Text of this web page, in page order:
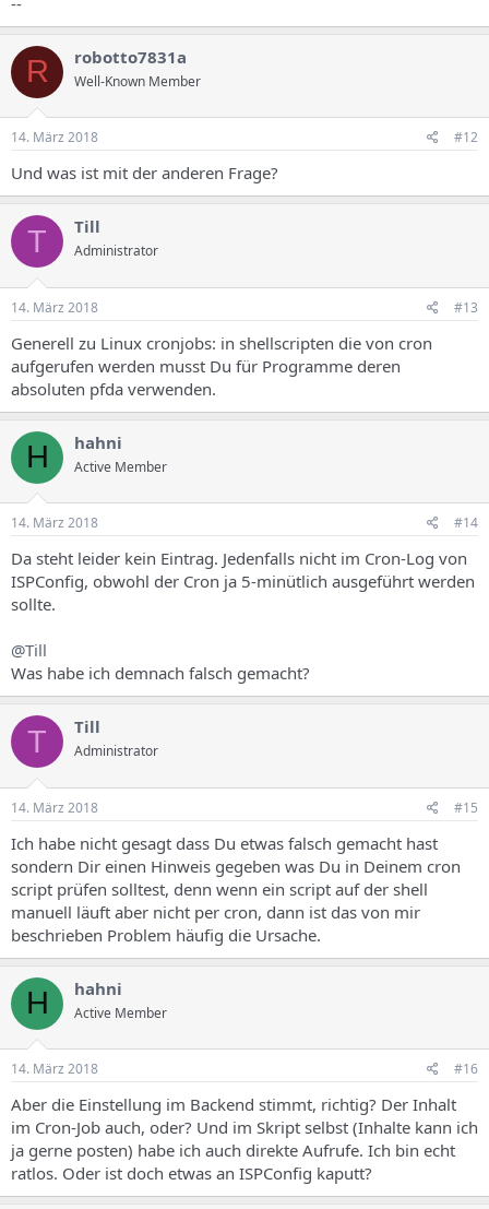
R robotto7831a
Well-Known Member
14. März 2018 #12
Und was ist mit der anderen Frage?
T Till
Administrator
14. März 2018 #13
Generell zu Linux cronjobs: in shellscripten die von cron
aufgerufen werden musst Du für Programme deren
absoluten pfda verwenden.
H hahni
Active Member
14. März 2018 #14
Da steht leider kein Eintrag. Jedenfalls nicht im Cron-Log von
ISPConfig, obwohl der Cron ja 5-minütlich ausgeführt werden
sollte.
@Till
Was habe ich demnach falsch gemacht?
T Till
Administrator
14. März 2018 #15
Ich habe nicht gesagt dass Du etwas falsch gemacht hast
sondern Dir einen Hinweis gegeben was Du in Deinem cron
script prüfen solltest, denn wenn ein script auf der shell
manuell läuft aber nicht per cron, dann ist das von mir
beschrieben Problem häufig die Ursache.
H hahni
Active Member
14. März 2018 #16
Aber die Einstellung im Backend stimmt, richtig? Der Inhalt
im Cron-Job auch, oder? Und im Skript selbst (Inhalte kann ich
ja gerne posten) habe ich auch direkte Aufrufe. Ich bin echt
ratlos. Oder ist doch etwas an ISPConfig kaputt?